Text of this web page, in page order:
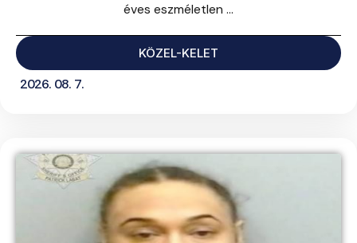
éves eszméletlen ...
KÖZEL-KELET
2026. 08. 7.